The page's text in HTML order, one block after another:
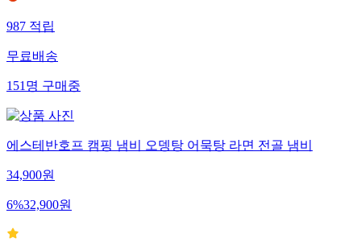
987적립
무료배송
151명구매중
에스테반호프 캠핑 냄비 오뎅탕 어묵탕 라면 전골 냄비
34,900원
6%32,900원